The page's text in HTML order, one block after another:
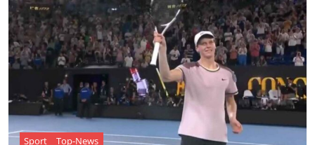
Sport Top-News